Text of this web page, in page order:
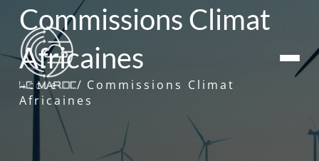
Commissions Climat
Africaines
Accueil
Commissions Climat
Africaines